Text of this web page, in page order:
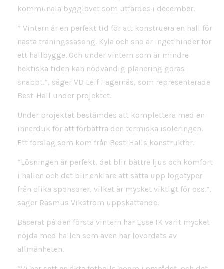
kommunala bygglovet som utfärdes i december.
” Vintern är en perfekt tid för att konstruera en hall för
nästa träningssäsong. Kyla och snö är inget hinder för
ett hallbygge. Och under vintern som är mindre
hektiska tiden kan nödvändig planering göras
snabbt.”, säger VD Leif Fagernäs, som representerade
Best-Hall under projektet.
Under projektet bestämdes att komplettera med en
innerduk för att förbättra den termiska isoleringen.
Ett förslag som kom från Best-Halls konstruktör.
“Lösningen är perfekt, det blir bättre ljus och komfort
i hallen och det blir enklare att sätta upp logotyper
från olika sponsorer, vilket är mycket viktigt för oss.”,
säger Rasmus Vikström uppskattande.
Baserat på den första vintern har Esse IK varit mycket
nöjda med hallen som även har lovordats av
allmänheten.